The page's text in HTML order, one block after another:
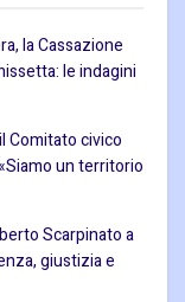
la Cassazione
le indagini
Comitato civico
un territorio
Scarpinato a
giustizia e